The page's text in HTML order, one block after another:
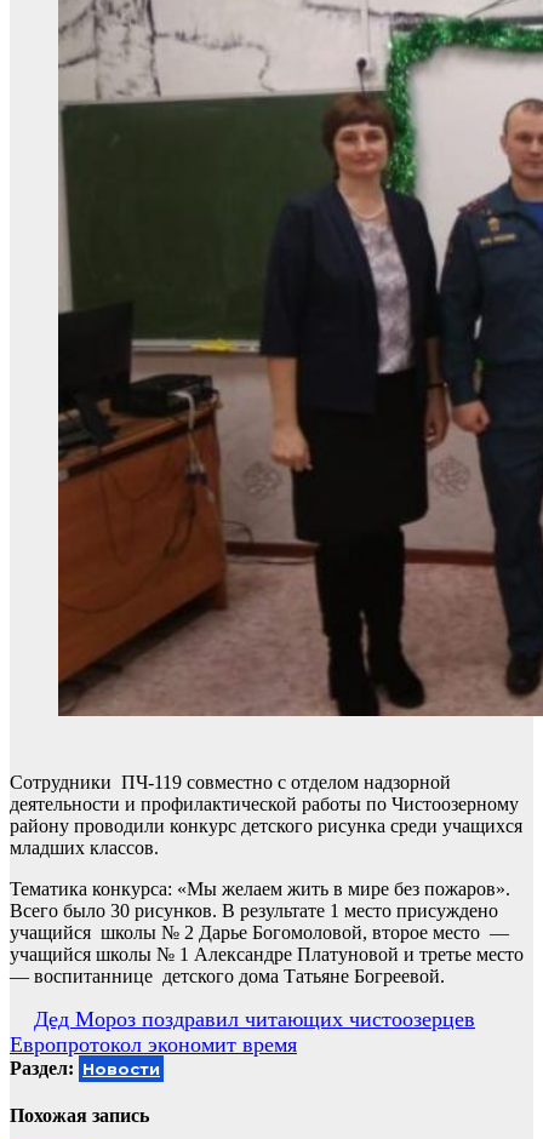
Сотрудники ПЧ-119 совместно с отделом надзорной
деятельности и профилактической работы по Чистоозерному
району проводили конкурс детского рисунка среди учащихся
младших классов.
Тематика конкурса: «Мы желаем жить в мире без пожаров».
Всего было 30 рисунков. В результате 1 место присуждено
учащийся школы № 2 Дарье Богомоловой, второе место —
учащийся школы № 1 Александре Платуновой и третье место
— воспитаннице детского дома Татьяне Богреевой.
Навигация
по
записям
Дед Мороз поздравил читающих чистоозерцев
Европротокол экономит время
Раздел: Новости
Похожая запись